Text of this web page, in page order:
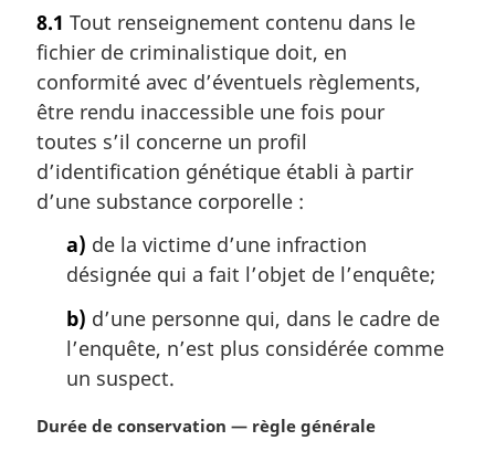
:
t
e
m
a
g
i
n
8.1 Tout renseignement contenu dans le
fichier de criminalistique doit, en
conformité avec d’éventuels règlements,
être rendu inaccessible une fois pour
toutes s’il concerne un profil
d’identification génétique établi à partir
d’une substance corporelle :
a) de la victime d’une infraction
désignée qui a fait l’objet de l’enquête;
b) d’une personne qui, dans le cadre de
l’enquête, n’est plus considérée comme
un suspect.
N
Durée de conservation — règle générale